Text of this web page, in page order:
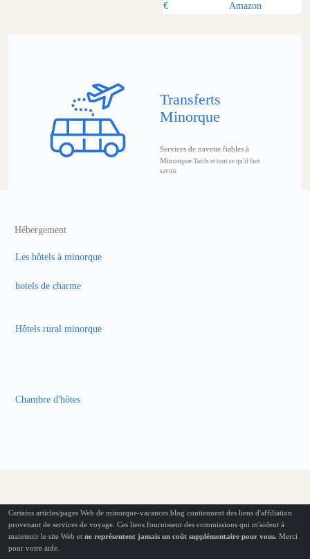
€
Amazon
Transferts
Minorque
Services de navette fiables à
Minorque Tarifs et tout ce qu'il faut
savoir
Hébergement
Les hôtels à minorque
hotels de charme
Hôtels rural minorque
Chambre d'hôtes
Certains articles/pages Web de minorque-vacances.blog contiennent des liens d'affiliation
provenant de services de voyage. Ces liens fournissent des commissions qui m'aident à
maintenir le site Web et ne représentent jamais un coût supplémentaire pour vous. Merci
pour votre aide.